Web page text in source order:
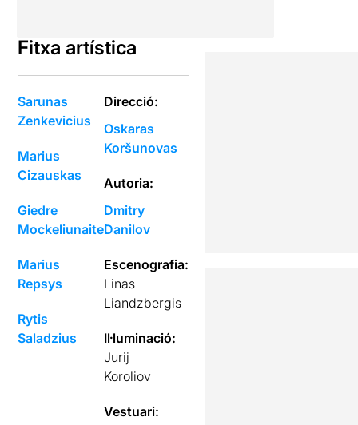
Fitxa artística
Sarunas
Zenkevicius
Marius
Cizauskas
Giedre
Mockeliunaite
Marius
Repsys
Rytis
Saladzius
Direcció:
Oskaras
Koršunovas
Autoria:
Dmitry
Danilov
Escenografia:
Linas
Liandzbergis
Il·luminació:
Jurij
Koroliov
Vestuari: